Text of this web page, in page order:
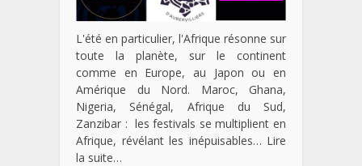
L'été en particulier, l'Afrique résonne sur
toute la planète, sur le continent
comme en Europe, au Japon ou en
Amérique du Nord. Maroc, Ghana,
Nigeria, Sénégal, Afrique du Sud,
Zanzibar : les festivals se multiplient en
Afrique, révélant les inépuisables… Lire
la suite…